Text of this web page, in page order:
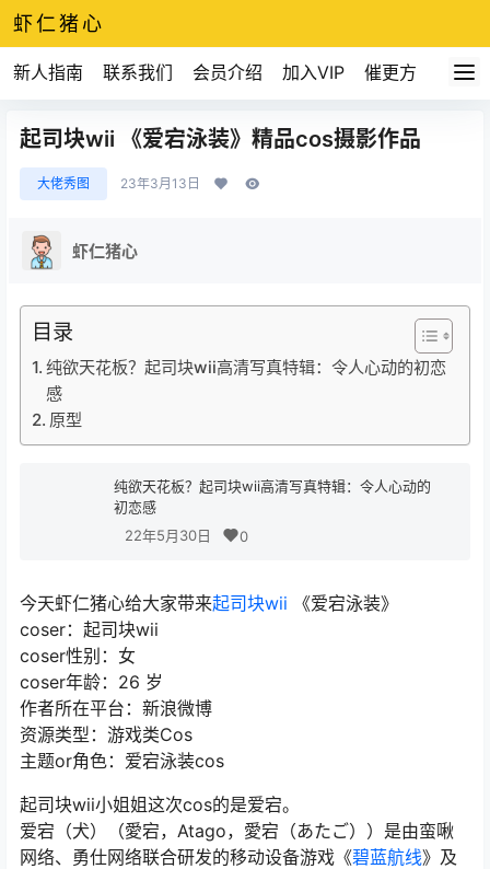
虾仁猪心
新人指南 联系我们 会员介绍 加入VIP 催更方式
起司块wii 《爱宕泳装》精品cos摄影作品
大佬秀图 23年3月13日
虾仁猪心
目录
纯欲天花板？起司块wii高清写真特辑：令人心动的初恋
感
原型
纯欲天花板？起司块wii高清写真特辑：令人心动的
初恋感
22年5月30日
0
今天虾仁猪心给大家带来起司块wii 《爱宕泳装》
coser：起司块wii
coser性别：女
coser年龄：26 岁
作者所在平台：新浪微博
资源类型：游戏类Cos
主题or角色：爱宕泳装cos
起司块wii小姐姐这次cos的是爱宕。
爱宕（犬）（愛宕，Atago，愛宕（あたご））是由蛮啾
网络、勇仕网络联合研发的移动设备游戏《碧蓝航线》及